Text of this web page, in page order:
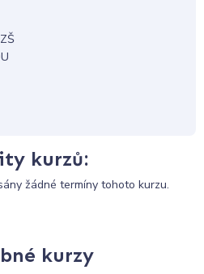
kurzů:
žádné termíny tohoto kurzu.
kurzy